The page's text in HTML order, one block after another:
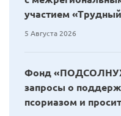
участием
5 Августа 2026
Фонд
запросы о
псориазом и